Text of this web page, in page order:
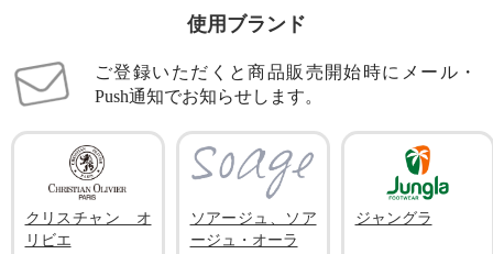
使用ブランド
ご登録いただくと商品販売開始時にメール・
Push通知でお知らせします。
クリスチャン オ
リビエ
ソアージュ、ソア
ージュ・オーラ
ジャングラ